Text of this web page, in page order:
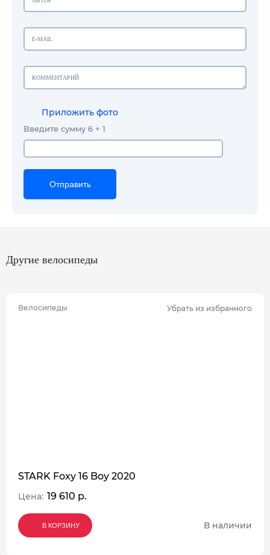
Приложить фото
Введите сумму 6 + 1
Отправить
Отправить
Отправить
Другие велосипеды
Велосипеды Убрать из избранного
STARK Foxy 16 Boy 2020
Цена: 19 610 р.
В КОРЗИНУ
В КОРЗИНУ
В КОРЗИНУ В наличии